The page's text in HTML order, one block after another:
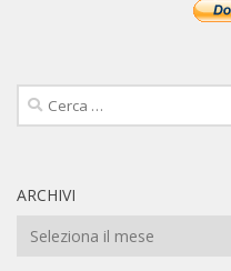
Ricerca
per:
ARCHIVI
Archivi